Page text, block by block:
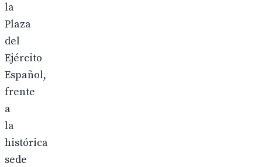
la
Plaza
del
Ejército
Español,
frente
a
la
histórica
sede